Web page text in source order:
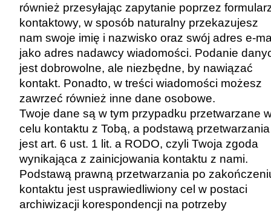
również przesyłając zapytanie poprzez
kontaktowy, w sposób naturalny przekazujesz
nam swoje imię i nazwisko oraz swój adres e-
jako adres nadawcy wiadomości. Podanie
jest dobrowolne, ale niezbędne, by nawiązać
kontakt. Ponadto, w treści wiadomości możesz
zawrzeć również inne dane osobowe.
Twoje dane są w tym przypadku przetwarzane
celu kontaktu z Tobą, a podstawą przetwarzania
jest art. 6 ust. 1 lit. a RODO, czyli Twoja zgoda
wynikająca z zainicjowania kontaktu z nami.
Podstawą prawną przetwarzania po
kontaktu jest usprawiedliwiony cel w postaci
archiwizacji korespondencji na potrzeby